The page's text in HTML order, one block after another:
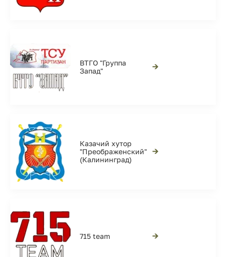
ВТГО "Группа
Запад"
→
Казачий хутор
"Преображенский"
(Калининград)
→
715 team →